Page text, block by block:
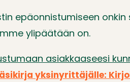
epäonnistumiseen
ylipäätään on.
asiakkaaseesi
yksinyrittäjälle: